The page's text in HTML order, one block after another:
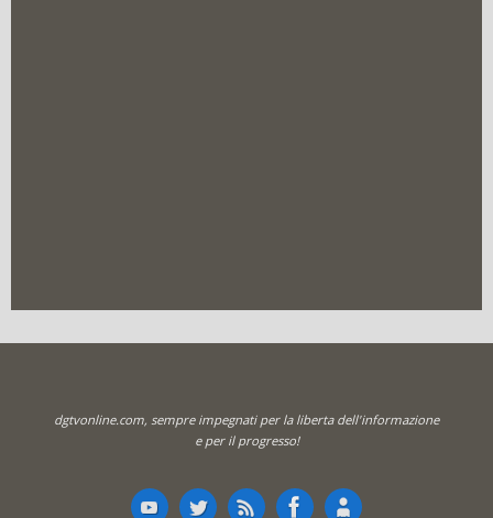
dgtvonline.com, sempre impegnati per la liberta dell'informazione
e per il progresso!